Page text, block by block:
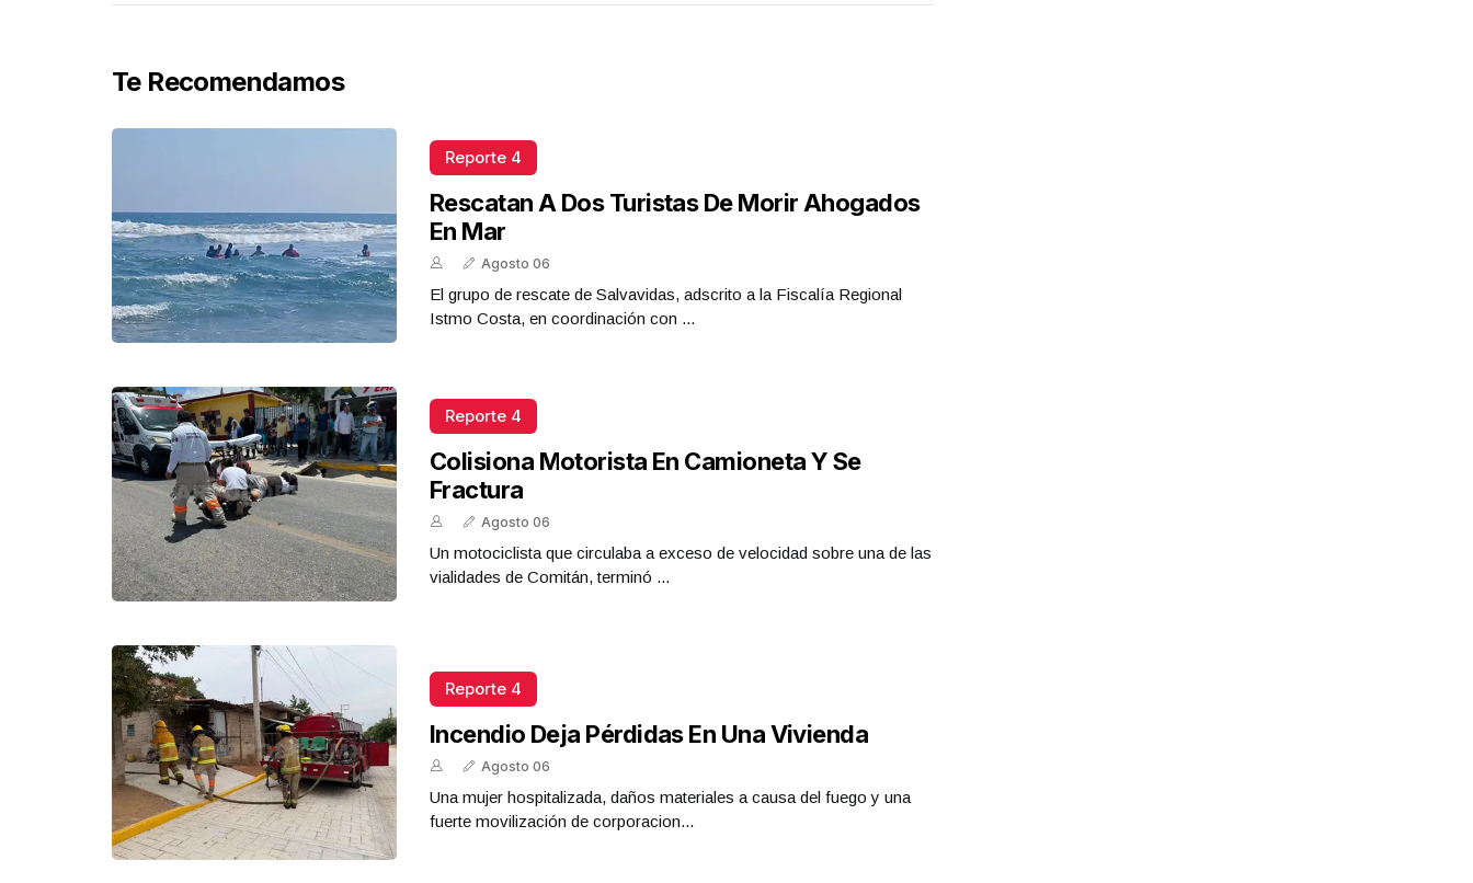
Te Recomendamos
Reporte 4
Rescatan A Dos Turistas De Morir Ahogados
En Mar
Agosto 06
El grupo de rescate de Salvavidas, adscrito a la Fiscalía Regional
Istmo Costa, en coordinación con ...
Reporte 4
Colisiona Motorista En Camioneta Y Se
Fractura
Agosto 06
Un motociclista que circulaba a exceso de velocidad sobre una de las
vialidades de Comitán, terminó ...
Reporte 4
Incendio Deja Pérdidas En Una Vivienda
Agosto 06
Una mujer hospitalizada, daños materiales a causa del fuego y una
fuerte movilización de corporacion...